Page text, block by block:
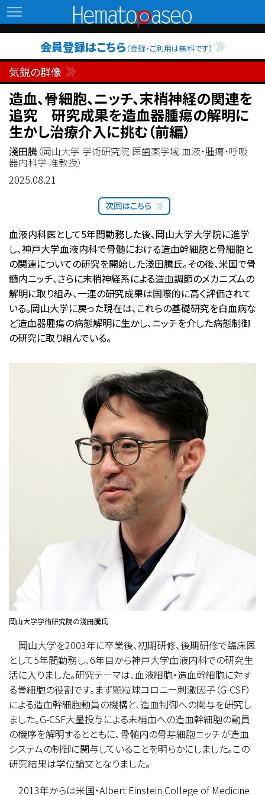
Hematopaseo
会員登録はこちら （登録・ご利用は無料です）
気鋭の群像
造血、骨細胞、ニッチ、末梢神経の関連を
追究 研究成果を造血器腫瘍の解明に
生かし治療介入に挑む（前編）
淺田騰（岡山大学 学術研究院 医歯薬学域 血液・腫瘍・呼吸
器内科学 准教授）
2025.08.21
次回はこちら
血液内科医として5年間勤務した後、岡山大学大学院に進学
し、神戸大学血液内科で骨髄における造血幹細胞と骨細胞と
の関連についての研究を開始した淺田騰氏。その後、米国で骨
髄内ニッチ、さらに末梢神経系による造血調節のメカニズムの
解明に取り組み、一連の研究成果は国際的に高く評価されて
いる。岡山大学に戻った現在は、これらの基礎研究を白血病な
ど造血器腫瘍の病態解明に生かし、ニッチを介した病態制御
の研究に取り組んでいる。
岡山大学学術研究院の淺田騰氏
岡山大学を2003年に卒業後、初期研修、後期研修で臨床医
として5年間勤務し、6年目から神戸大学血液内科での研究生
活に入りました。研究テーマは、血液細胞・造血幹細胞に対す
る骨細胞の役割です。まず顆粒球コロニー刺激因子（G-CSF）
による造血幹細胞動員の機構と、造血制御への関与を研究し
ました。G-CSF大量投与による末梢血への造血幹細胞の動員
の機序を解明するとともに、骨髄内の骨芽細胞ニッチが造血
システムの制御に関与していることを明らかにしました。この
研究結果は学位論文となりました。
2013年からは米国・Albert Einstein College of Medicine